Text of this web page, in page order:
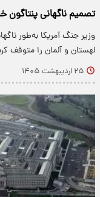
تصمیم ناگهانی
وزیر جنگ آمریکا به‌طور
لهستان و آلمان را متوقف
۲۵ اردیبهشت ۱۴۰۵